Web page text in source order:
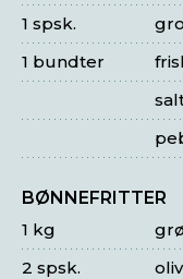
1 spsk.
1 bundter
BØNNEFRITTER
1 kg
2 spsk.